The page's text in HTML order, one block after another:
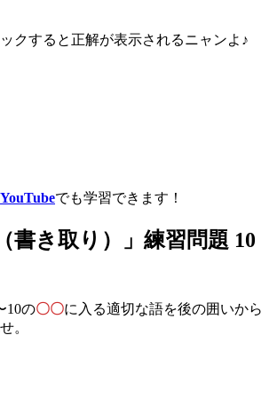
クすると正解が表示されるニャンよ♪
YouTubeでも学習できます！
書き取り）」練習問題 10
10の〇〇に入る適切な語を後の囲いから
。